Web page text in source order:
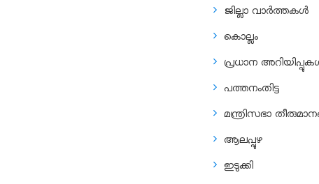
ജില്ലാ വാർത്തകൾ
കൊല്ലം
പ്രധാന
പത്തനംതിട്ട
മന്ത്രിസഭാ
ആലപ്പുഴ
ഇടുക്കി